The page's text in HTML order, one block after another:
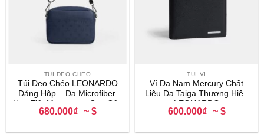
TÚI ĐEO CHÉO
Túi Đeo Chéo LEONARDO
Dáng Hộp – Da Microfiber,
Họa Tiết Monogram Cao Cấp
680.000₫ ~ $
TÚI VÍ
Ví Da Nam Mercury Chất
Liệu Da Taiga Thương Hiệu
LEONARDO
600.000₫ ~ $